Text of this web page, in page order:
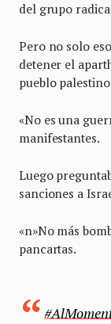
del grupo
Pero no solo
detener el
pueblo
«No es una
manifestantes.
Luego
sanciones a
«n»No más
pancartas.